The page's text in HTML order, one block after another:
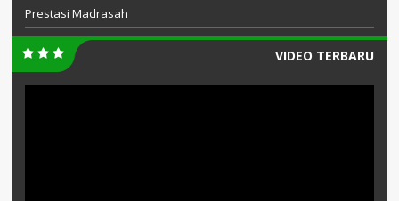
Prestasi Madrasah
VIDEO TERBARU